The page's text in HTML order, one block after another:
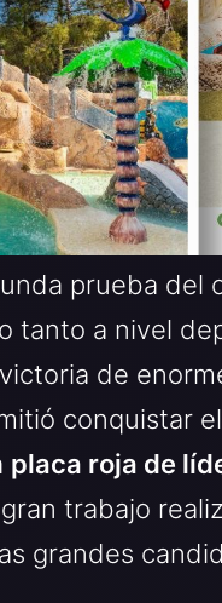
prueba del
tanto a nivel
de
conquistar
placa roja de
trabajo
grandes